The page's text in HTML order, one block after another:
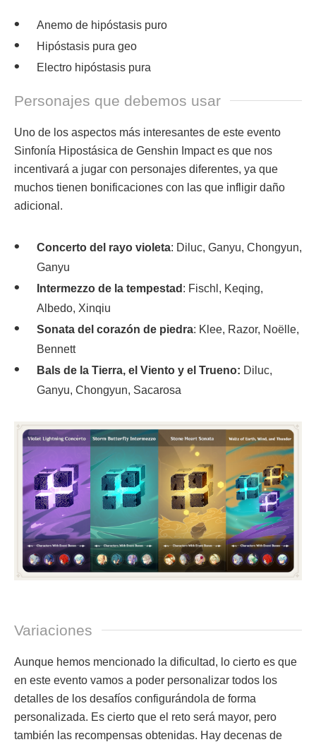
Anemo de hipóstasis puro
Hipóstasis pura geo
Electro hipóstasis pura
Personajes que debemos usar
Uno de los aspectos más interesantes de este evento
Sinfonía Hipostásica de Genshin Impact es que nos
incentivará a jugar con personajes diferentes, ya que
muchos tienen bonificaciones con las que infligir daño
adicional.
Concerto del rayo violeta: Diluc, Ganyu, Chongyun,
Ganyu
Intermezzo de la tempestad : Fischl, Keqing,
Albedo, Xinqiu
Sonata del corazón de piedra: Klee, Razor, Noëlle,
Bennett
Bals de la Tierra, el Viento y el Trueno: Diluc,
Ganyu, Chongyun, Sacarosa
Variaciones
Aunque hemos mencionado la dificultad, lo cierto es que
en este evento vamos a poder personalizar todos los
detalles de los desafíos configurándola de forma
personalizada. Es cierto que el reto será mayor, pero
también las recompensas obtenidas. Hay decenas de